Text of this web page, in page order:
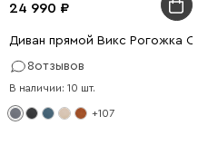
24 990
Диван прямой Викс Рогожка
8отзывов
В наличии: 10 шт.
+107